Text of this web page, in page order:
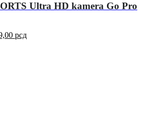
Ultra HD kamera Go Pro
рсд